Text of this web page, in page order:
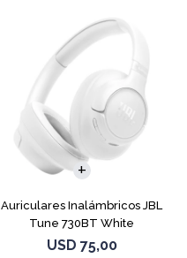
Auriculares Inalámbricos JBL
Tune 730BT White
USD 75,00